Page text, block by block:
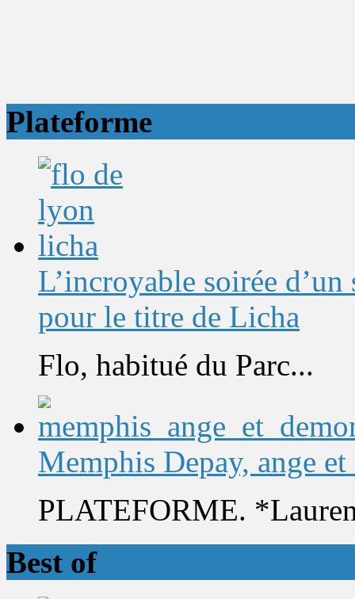
Plateforme
L’incroyable soirée
pour le titre de Licha
Flo, habitué du Parc...
Memphis Depay, ange et
PLATEFORME.
Best of